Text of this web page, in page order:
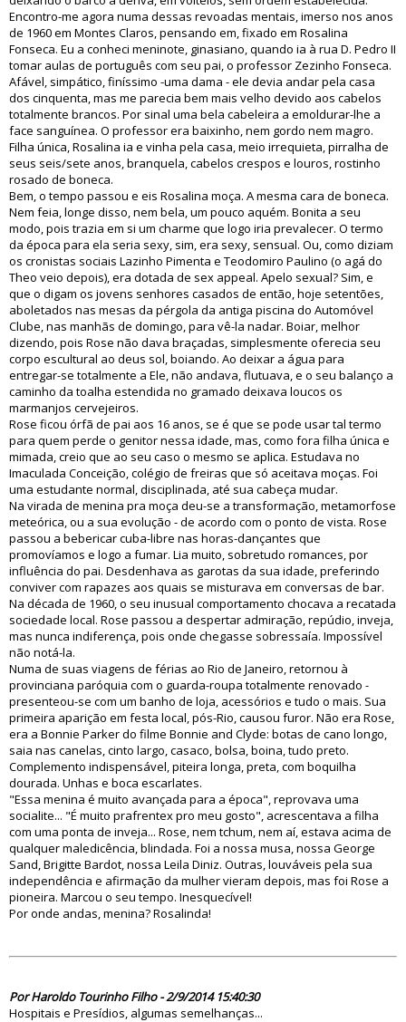
Encontro-me agora numa dessas revoadas mentais, imerso nos anos
de 1960 em Montes Claros, pensando em, fixado em Rosalina
Fonseca. Eu a conheci meninote, ginasiano, quando ia à rua D. Pedro II
tomar aulas de português com seu pai, o professor Zezinho Fonseca.
Afável, simpático, finíssimo -uma dama - ele devia andar pela casa
dos cinquenta, mas me parecia bem mais velho devido aos cabelos
totalmente brancos. Por sinal uma bela cabeleira a emoldurar-lhe a
face sanguínea. O professor era baixinho, nem gordo nem magro.
Filha única, Rosalina ia e vinha pela casa, meio irrequieta, pirralha de
seus seis/sete anos, branquela, cabelos crespos e louros, rostinho
rosado de boneca.
Bem, o tempo passou e eis Rosalina moça. A mesma cara de boneca.
Nem feia, longe disso, nem bela, um pouco aquém. Bonita a seu
modo, pois trazia em si um charme que logo iria prevalecer. O termo
da época para ela seria sexy, sim, era sexy, sensual. Ou, como diziam
os cronistas sociais Lazinho Pimenta e Teodomiro Paulino (o agá do
Theo veio depois), era dotada de sex appeal. Apelo sexual? Sim, e
que o digam os jovens senhores casados de então, hoje setentões,
aboletados nas mesas da pérgola da antiga piscina do Automóvel
Clube, nas manhãs de domingo, para vê-la nadar. Boiar, melhor
dizendo, pois Rose não dava braçadas, simplesmente oferecia seu
corpo escultural ao deus sol, boiando. Ao deixar a água para
entregar-se totalmente a Ele, não andava, flutuava, e o seu balanço a
caminho da toalha estendida no gramado deixava loucos os
marmanjos cervejeiros.
Rose ficou órfã de pai aos 16 anos, se é que se pode usar tal termo
para quem perde o genitor nessa idade, mas, como fora filha única e
mimada, creio que ao seu caso o mesmo se aplica. Estudava no
Imaculada Conceição, colégio de freiras que só aceitava moças. Foi
uma estudante normal, disciplinada, até sua cabeça mudar.
Na virada de menina pra moça deu-se a transformação, metamorfose
meteórica, ou a sua evolução - de acordo com o ponto de vista. Rose
passou a bebericar cuba-libre nas horas-dançantes que
promovíamos e logo a fumar. Lia muito, sobretudo romances, por
influência do pai. Desdenhava as garotas da sua idade, preferindo
conviver com rapazes aos quais se misturava em conversas de bar.
Na década de 1960, o seu inusual comportamento chocava a recatada
sociedade local. Rose passou a despertar admiração, repúdio, inveja,
mas nunca indiferença, pois onde chegasse sobressaía. Impossível
não notá-la.
Numa de suas viagens de férias ao Rio de Janeiro, retornou à
provinciana paróquia com o guarda-roupa totalmente renovado -
presenteou-se com um banho de loja, acessórios e tudo o mais. Sua
primeira aparição em festa local, pós-Rio, causou furor. Não era Rose,
era a Bonnie Parker do filme Bonnie and Clyde: botas de cano longo,
saia nas canelas, cinto largo, casaco, bolsa, boina, tudo preto.
Complemento indispensável, piteira longa, preta, com boquilha
dourada. Unhas e boca escarlates.
"Essa menina é muito avançada para a época", reprovava uma
socialite... "É muito prafrentex pro meu gosto", acrescentava a filha
com uma ponta de inveja... Rose, nem tchum, nem aí, estava acima de
qualquer maledicência, blindada. Foi a nossa musa, nossa George
Sand, Brigitte Bardot, nossa Leila Diniz. Outras, louváveis pela sua
independência e afirmação da mulher vieram depois, mas foi Rose a
pioneira. Marcou o seu tempo. Inesquecível!
Por onde andas, menina? Rosalinda!
Por Haroldo Tourinho Filho - 2/9/2014 15:40:30
Hospitais e Presídios, algumas semelhanças...